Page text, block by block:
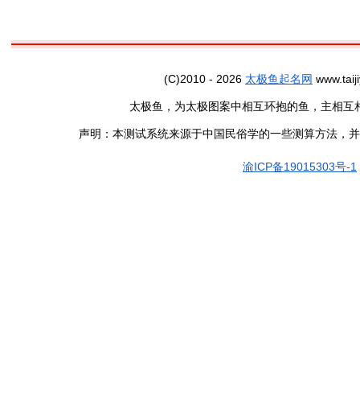
(C)2010 - 2026 太极鱼起名网
太极鱼，为太极图案中相互环抱的鱼，主相
声明：本测试系统来源于中国民俗学的一些测算方法，
渝ICP备19015303号-1